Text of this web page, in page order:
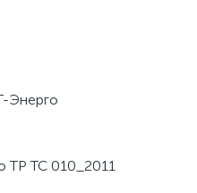
Энерго
ТР ТС 010_2011